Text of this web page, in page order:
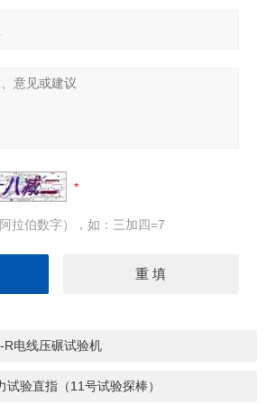
拉伯数字），如：三加四=7
R电线压碾试验机
试验直指（11号试验探棒）